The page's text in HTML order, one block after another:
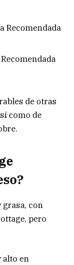
Recomendada
de otras
como de
grasa, con
pero
alto en